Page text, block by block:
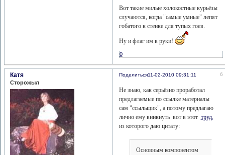
Вот такие милые холокостные курьёзы
случаются, когда "самые умные" лепят
гобатого к стенке для тупых гоев.
Ну и флаг им в руки!
0
Поделиться 6
11-02-2010 09:31:11
Катя
Сторожыл
Не знаю, как серьёзно проработал
предлагаемые по ссылке материалы
сам "ссыльщик", а потому предлагаю
лично ему вникнуть вот в этот труд,
из которого даю цитату:
Основным компонентом